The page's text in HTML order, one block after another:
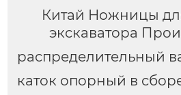
Китай Ножницы
экскаватора
распределительный
каток опорный в